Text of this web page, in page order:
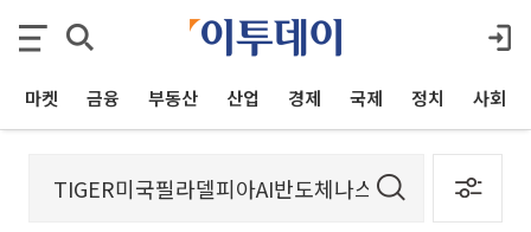
마켓 금융 부동산 산업 경제 국제 정치 사회